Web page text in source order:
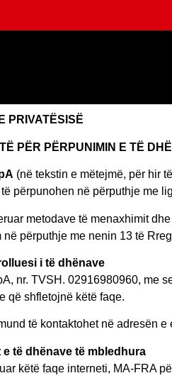
PRIVATËSISË
PËR PËRPUNIMIN E TË
(në tekstin e mëtejmë, për hir
përpunohen në përputhje me
metodave të menaxhimit
në përputhje me nenin 13 të
i të dhënave
nr. TVSH. 02916980960, me
që shfletojnë këtë faqe.
të kontaktohet në adresën e
e të dhënave të mbledhura
këtë faqe interneti, MA-FRA